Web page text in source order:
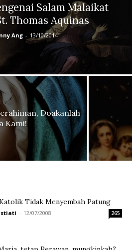
Salam Malaikat
Thomas Aquinas
Ang - 13/10/2014
Doakanlah
Kami!
Tidak Menyembah Patung
- 12/07/2008 265